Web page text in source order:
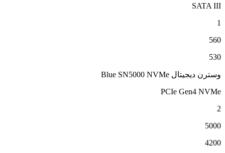
SATA III
1
560
530
وسترن دیجیتال Blue SN5000 NVMe
PCIe Gen4 NVMe
2
5000
4200